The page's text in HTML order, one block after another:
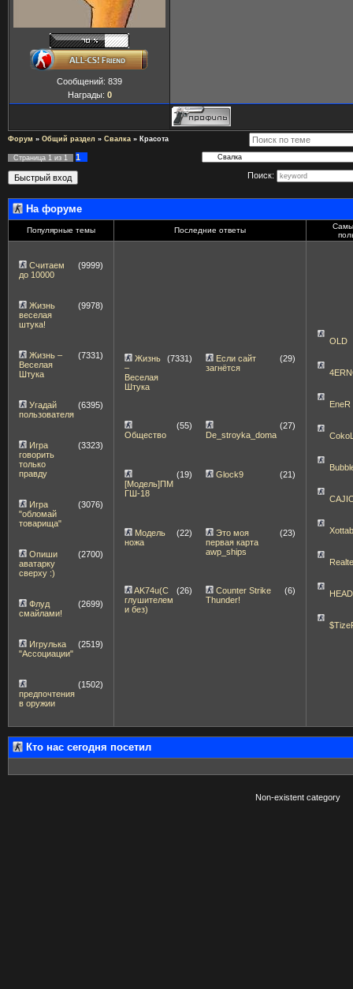
Сообщений: 839
Награды: 0
Форум » Общий раздел » Свалка » Красота
Страница 1 из 1
1
Поиск:
На форуме
Популярные темы Последние ответы
Считаем
до 10000
(9999)
Жизнь
веселая
штука!
(9978)
Жизнь –
Веселая
Штука
(7331)
Угадай
пользователя
(6395)
Игра
говорить
только
правду
(3323)
Игра
"обломай
товарища"
(3076)
Опиши
аватарку
сверху :)
(2700)
Флуд
смайлами!
(2699)
Игрулька
"Ассоциации"
(2519)
предпочтения
в оружии
(1502)
Жизнь
–
Веселая
Штука
(7331)
Если сайт
загнётся
(29)
Общество
(55)
De_stroyka_doma
(27)
[Модель]ПМ
ГШ-18
(19) Glock9 (21)
Модель
ножа
(22)
Это моя
первая карта
awp_ships
(23)
AK74u(С
глушителем
и без)
(26)
Counter Strike
Thunder!
(6)
OLD
EneR
Кто нас сегодня посетил
Non-existent category